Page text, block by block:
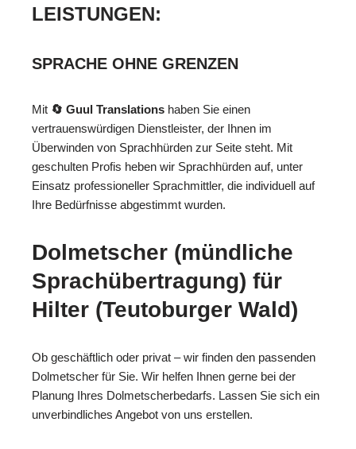
LEISTUNGEN:
SPRACHE OHNE GRENZEN
Mit 🔄 Guul Translations haben Sie einen
vertrauenswürdigen Dienstleister, der Ihnen im
Überwinden von Sprachhürden zur Seite steht. Mit
geschulten Profis heben wir Sprachhürden auf, unter
Einsatz professioneller Sprachmittler, die individuell auf
Ihre Bedürfnisse abgestimmt wurden.
Dolmetscher (mündliche
Sprachübertragung) für
Hilter (Teutoburger Wald)
Ob geschäftlich oder privat – wir finden den passenden
Dolmetscher für Sie. Wir helfen Ihnen gerne bei der
Planung Ihres Dolmetscherbedarfs. Lassen Sie sich ein
unverbindliches Angebot von uns erstellen.